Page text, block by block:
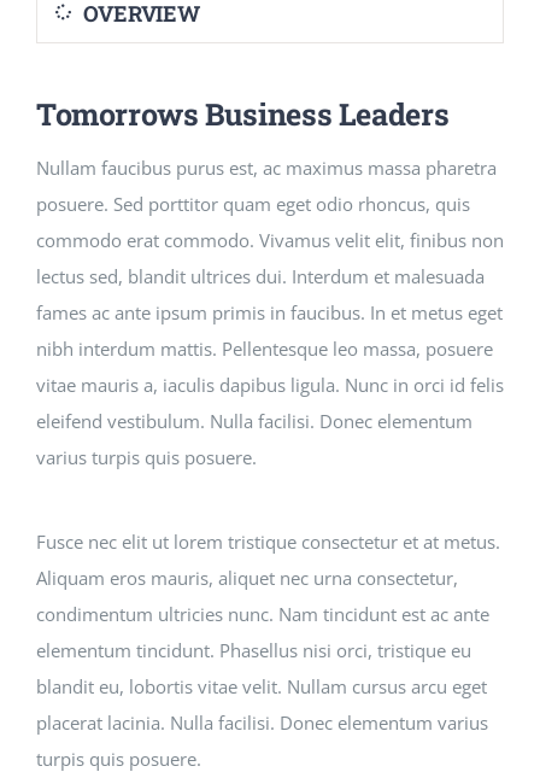
Courses
Events Calendar
Islamic Lifestyle
CONTACT
OVERVIEW
Tomorrows Business Leaders
Nullam faucibus purus est, ac maximus massa pharetra
posuere. Sed porttitor quam eget odio rhoncus, quis
commodo erat commodo. Vivamus velit elit, finibus non
lectus sed, blandit ultrices dui. Interdum et malesuada
fames ac ante ipsum primis in faucibus. In et metus eget
nibh interdum mattis. Pellentesque leo massa, posuere
vitae mauris a, iaculis dapibus ligula. Nunc in orci id felis
eleifend vestibulum. Nulla facilisi. Donec elementum
varius turpis quis posuere.
Fusce nec elit ut lorem tristique consectetur et at metus.
Aliquam eros mauris, aliquet nec urna consectetur,
condimentum ultricies nunc. Nam tincidunt est ac ante
elementum tincidunt. Phasellus nisi orci, tristique eu
blandit eu, lobortis vitae velit. Nullam cursus arcu eget
placerat lacinia. Nulla facilisi. Donec elementum varius
turpis quis posuere.